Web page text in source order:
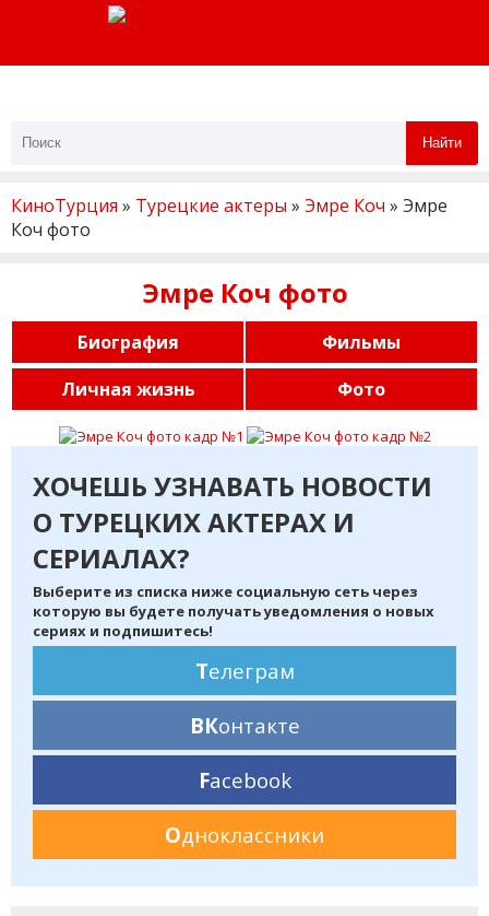
Найти
КиноТурция » Турецкие актеры » Эмре Коч » Эмре
Коч фото
Эмре Коч фото
Биография
Фильмы
Личная жизнь
Фото
ХОЧЕШЬ УЗНАВАТЬ НОВОСТИ
О ТУРЕЦКИХ АКТЕРАХ И
СЕРИАЛАХ?
Выберите из списка ниже социальную сеть через
которую вы будете получать уведомления о новых
сериях и подпишитесь!
Телеграм
ВКонтакте
Facebook
Одноклассники